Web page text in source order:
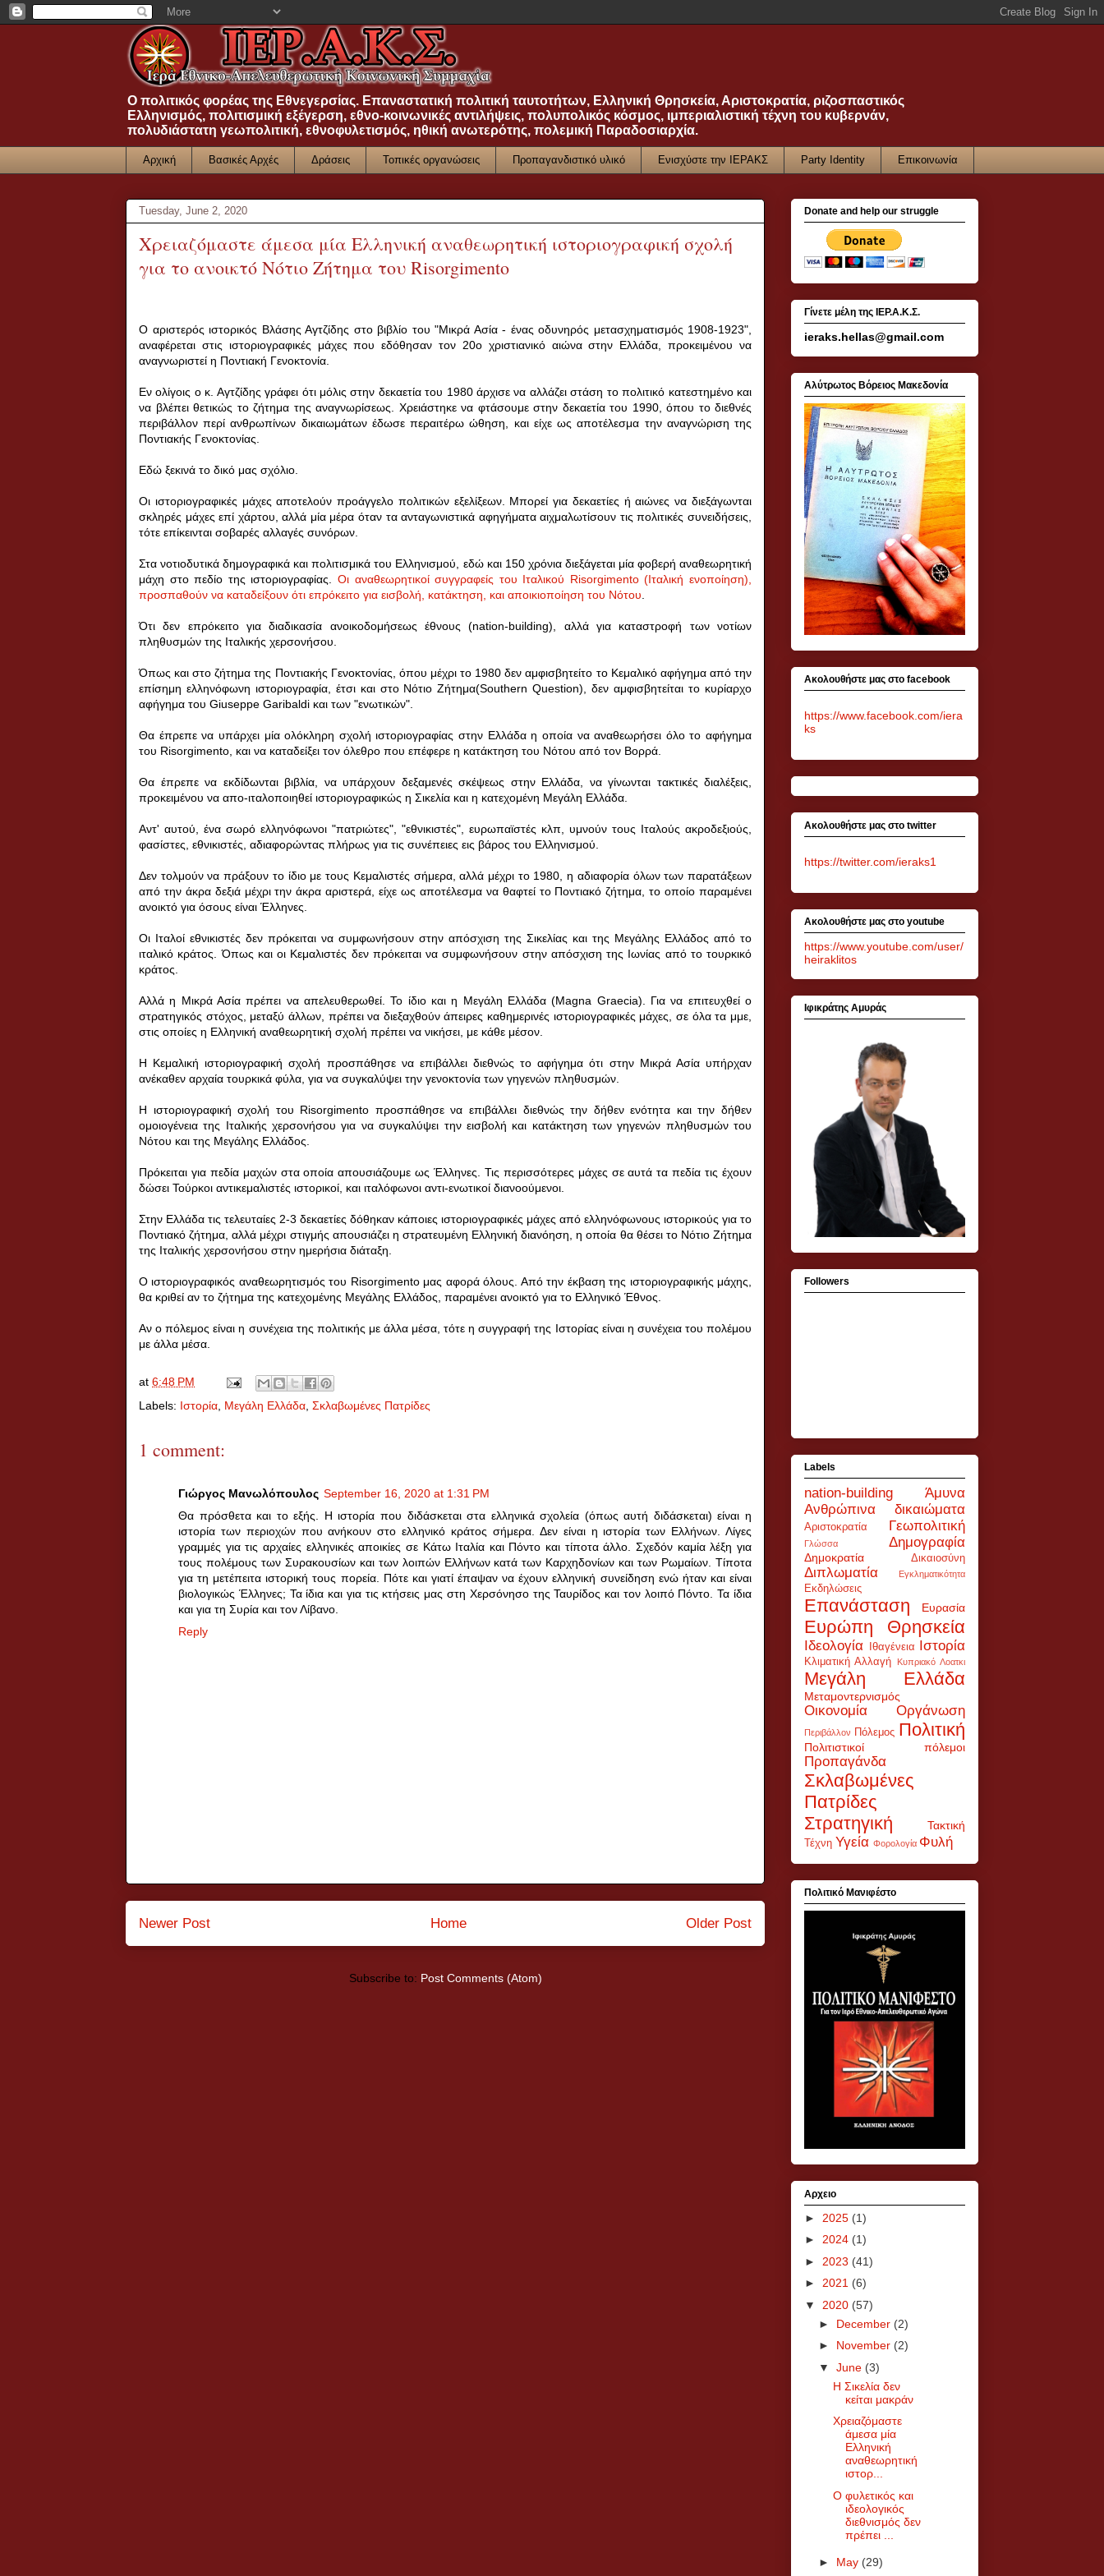
Ο πολιτικός φορέας της Εθνεγερσίας. Επαναστατική πολιτική ταυτοτήτων, Ελληνική Θρησκεία, Αριστοκρατία, ριζοσπαστικός
Ελληνισμός, πολιτισμική εξέγερση, εθνο-κοινωνικές αντιλήψεις, πολυπολικός κόσμος, ιμπεριαλιστική τέχνη του κυβερνάν,
πολυδιάστατη γεωπολιτική, εθνοφυλετισμός, ηθική ανωτερότης, πολεμική Παραδοσιαρχία.
Αρχική Βασικές Αρχές Δράσεις Τοπικές οργανώσεις Προπαγανδιστικό υλικό Ενισχύστε την ΙΕΡΑΚΣ Party Identity Επικοινωνία
Tuesday, June 2, 2020
Χρειαζόμαστε άμεσα μία Ελληνική αναθεωρητική ιστοριογραφική σχολή
για το ανοικτό Νότιο Ζήτημα του Risorgimento
Ο αριστερός ιστορικός Βλάσης Αγτζίδης στο βιβλίο του "Μικρά Ασία - ένας οδυνηρός μετασχηματισμός 1908-1923",
αναφέρεται στις ιστοριογραφικές μάχες που εδόθησαν τον 20ο χριστιανικό αιώνα στην Ελλάδα, προκειμένου να
αναγνωριστεί η Ποντιακή Γενοκτονία.
Εν ολίγοις ο κ. Αγτζίδης γράφει ότι μόλις στην δεκαετία του 1980 άρχισε να αλλάζει στάση το πολιτικό κατεστημένο και
να βλέπει θετικώς το ζήτημα της αναγνωρίσεως. Χρειάστηκε να φτάσουμε στην δεκαετία του 1990, όπου το διεθνές
περιβάλλον περί ανθρωπίνων δικαιωμάτων έδωσε περαιτέρω ώθηση, και είχε ως αποτέλεσμα την αναγνώριση της
Ποντιακής Γενοκτονίας.
Εδώ ξεκινά το δικό μας σχόλιο.
Οι ιστοριογραφικές μάχες αποτελούν προάγγελο πολιτικών εξελίξεων. Μπορεί για δεκαετίες ή αιώνες να διεξάγωνται
σκληρές μάχες επί χάρτου, αλλά μία μέρα όταν τα ανταγωνιστικά αφηγήματα αιχμαλωτίσουν τις πολιτικές συνειδήσεις,
τότε επίκεινται σοβαρές αλλαγές συνόρων.
Στα νοτιοδυτικά δημογραφικά και πολιτισμικά του Ελληνισμού, εδώ και 150 χρόνια διεξάγεται μία φοβερή αναθεωρητική
μάχη στο πεδίο της ιστοριογραφίας. Οι αναθεωρητικοί συγγραφείς του Ιταλικού Risorgimento(Ιταλική ενοποίηση),
προσπαθούν να καταδείξουν ότι επρόκειτο για εισβολή, κατάκτηση, και αποικιοποίηση του Νότου
Ότι δεν επρόκειτο για διαδικασία ανοικοδομήσεως έθνους (nation-building), αλλά για καταστροφή των νοτίων
πληθυσμών της Ιταλικής χερσονήσου.
Όπως και στο ζήτημα της Ποντιακής Γενοκτονίας, όπου μέχρι το 1980 δεν αμφισβητείτο το Κεμαλικό αφήγημα από την
επίσημη ελληνόφωνη ιστοριογραφία, έτσι και στο Νότιο Ζήτημα(Southern Question), δεν αμφισβητείται το κυρίαρχο
αφήγημα του Giuseppe Garibaldi και των "ενωτικών".
Θα έπρεπε να υπάρχει μία ολόκληρη σχολή ιστοριογραφίας στην Ελλάδα η οποία να αναθεωρήσει όλο το αφήγημα
του Risorgimento , και να καταδείξει τον όλεθρο που επέφερε η κατάκτηση του Νότου από τον Βορρά.
Θα έπρεπε να εκδίδωνται βιβλία, να υπάρχουν δεξαμενές σκέψεως στην Ελλάδα, να γίνωνται τακτικές διαλέξεις,
προκειμένου να απο-ιταλοποιηθεί ιστοριογραφικώς η Σικελία και η κατεχομένη Μεγάλη Ελλάδα.
Αντ' αυτού, ένα σωρό ελληνόφωνοι "πατριώτες", "εθνικιστές", ευρωπαϊστές κλπ, υμνούν τους Ιταλούς ακροδεξιούς,
φασίστες, εθνικιστές, αδιαφορώντας πλήρως για τις συνέπειες εις βάρος του Ελληνισμού.
Δεν τολμούν να πράξουν το ίδιο με τους Κεμαλιστές σήμερα, αλλά μέχρι το 1980, η αδιαφορία όλων των παρατάξεων
από την άκρα δεξιά μέχρι την άκρα αριστερά, είχε ως αποτέλεσμα να θαφτεί το Ποντιακό ζήτημα, το οποίο παραμένει
ανοικτό για όσους είναι Έλληνες.
Οι Ιταλοί εθνικιστές δεν πρόκειται να συμφωνήσουν στην απόσχιση της Σικελίας και της Μεγάλης Ελλάδος από το
ιταλικό κράτος. Όπως και οι Κεμαλιστές δεν πρόκειται να συμφωνήσουν στην απόσχιση της Ιωνίας από το τουρκικό
κράτος.
Αλλά η Μικρά Ασία πρέπει να απελευθερωθεί.Το ίδιο και η Μεγάλη Ελλάδα (Magna Graecia). Για να επιτευχθεί ο
στρατηγικός στόχος, μεταξύ άλλων, πρέπει να διεξαχθούν άπειρες καθημερινές ιστοριογραφικές μάχες, σε όλα τα μμε,
στις οποίες η Ελληνική αναθεωρητική σχολή πρέπει να νικήσει, με κάθε μέσον.
Η Κεμαλική ιστοριογραφική σχολή προσπάθησε να επιβάλλει διεθνώς το αφήγημα ότι στην Μικρά Ασία υπήρχαν
ανέκαθεν αρχαία τουρκικά φύλα, για να συγκαλύψει την γενοκτονία των γηγενών πληθυσμών.
Η ιστοριογραφική σχολή του Risorgimento προσπάθησε να επιβάλλει διεθνώς την δήθεν ενότητα και την δήθεν
ομοιογένεια της Ιταλικής χερσονήσου για να συγκαλύψει την εισβολή και κατάκτηση των γηγενών πληθυσμών του
Νότου και της Μεγάλης Ελλάδος.
Πρόκειται για πεδία μαχών στα οποία απουσιάζουμε ως Έλληνες. Τις περισσότερες μάχες σε αυτά τα πεδία τις έχουν
δώσει Τούρκοι αντικεμαλιστές ιστορικοί, και ιταλόφωνοι αντι-ενωτικοί διανοούμενοι.
Στην Ελλάδα τις τελευταίες 2-3 δεκαετίες δόθηκαν κάποιες ιστοριογραφικές μάχες από ελληνόφωνους ιστορικούς για το
Ποντιακό ζήτημα, αλλά μέχρι στιγμής απουσιάζει η στρατευμένη Ελληνική διανόηση, η οποία θα θέσει το Νότιο Ζήτημα
της Ιταλικής χερσονήσου στην ημερήσια διάταξη.
Ο ιστοριογραφικός αναθεωρητισμός του Risorgimentoμας αφορά όλους. Από την έκβαση της ιστοριογραφικής μάχης,
θα κριθεί αν το ζήτημα της κατεχομένης Μεγάλης Ελλάδος, παραμένει ανοικτό για το Ελληνικό Έθνος.
Αν ο πόλεμος είναι η συνέχεια της πολιτικής με άλλα μέσα, τότε η συγγραφή της Ιστορίας είναι η συνέχεια του πολέμου
με άλλα μέσα.
at 6:48 PM
Labels: Ιστορία Μεγάλη Ελλάδα Σκλαβωμένες Πατρίδες
1 comment:
Γιώργος Μανωλόπουλος September 16, 2020 at 1:31 PM
Θα πρόσθετα και το εξής. Η ιστορία που διδάσκεται στα ελληνικά σχολεία (όπως αυτή διδάσκεται) είναι η
ιστορία των περιοχών που ανήκουν στο ελληνικό κράτος σήμερα. Δεν είναι η ιστορία των Ελλήνων. Λίγες
γραμμές για τις αρχαίες ελληνικές αποικίες σε Κάτω Ιταλία και Πόντο και τίποτα άλλο. Σχεδόν καμία λέξη για
τους πολέμους των Συρακουσίων και των λοιπών Ελλήνων κατά των Καρχηδονίων και των Ρωμαίων. Τίποτα
για τη μετέπειτα ιστορική τους πορεία. Πότε και γιατί έπαψαν να έχουν ελληνική συνείδηση ενώ ήταν και είναι
βιολογικώς Έλληνες; Τα ίδια και για τις κτήσεις μας στη Χερσόνησο της Ταυρίδος και τον λοιπό Πόντο. Τα ίδια
και για τη Συρία και τον Λίβανο.
Reply
Newer Post Older Post
Home
Subscribe to: Post Comments (Atom)
Donate and help our struggle
Γίνετε μέλη της ΙΕΡ.Α.Κ.Σ.
ieraks.hellas@gmail.com
Αλύτρωτος Βόρειος Μακεδονία
Ακολουθήστε μας στο facebook
https://www.facebook.com/iera
ks
Ακολουθήστε μας στο twitter
https://twitter.com/ieraks1
Ακολουθήστε μας στο youtube
https://www.youtube.com/user/
heiraklitos
Ιφικράτης Αμυράς
Followers
Labels
nation-building
Άμυνα
Ανθρώπινα δικαιώματα
Αριστοκρατία Γεωπολιτική
Γλώσσα Δημογραφία
Δημοκρατία Δικαιοσύνη
Διπλωματία Εγκληματικότητα
Εκδηλώσεις
Επανάσταση Ευρασία
Ευρώπη Θρησκεία
Ιδεολογία Ιθαγένεια Ιστορία
Κλιματική Αλλαγή Κυπριακό Λοατκι
Μεγάλη Ελλάδα
Μεταμοντερνισμός
Οικονομία Οργάνωση
Περιβάλλον Πόλεμος Πολιτική
Πολιτιστικοί πόλεμοι
Προπαγάνδα
Σκλαβωμένες
Πατρίδες
Στρατηγική
Τακτική
Τέχνη Υγεία Φορολογία Φυλή
Πολιτικό Μανιφέστο
Αρχειο
► 2025 (1)
► 2024 (1)
► 2023 (41)
► 2021 (6)
▼ 2020 (57)
► December (2)
► November (2)
▼ June (3)
Η Σικελία δεν
κείται μακράν
Χρειαζόμαστε
άμεσα μία
Ελληνική
αναθεωρητική
ιστορ...
Ο φυλετικός και
ιδεολογικός
διεθνισμός δεν
πρέπει ...
► May (29)